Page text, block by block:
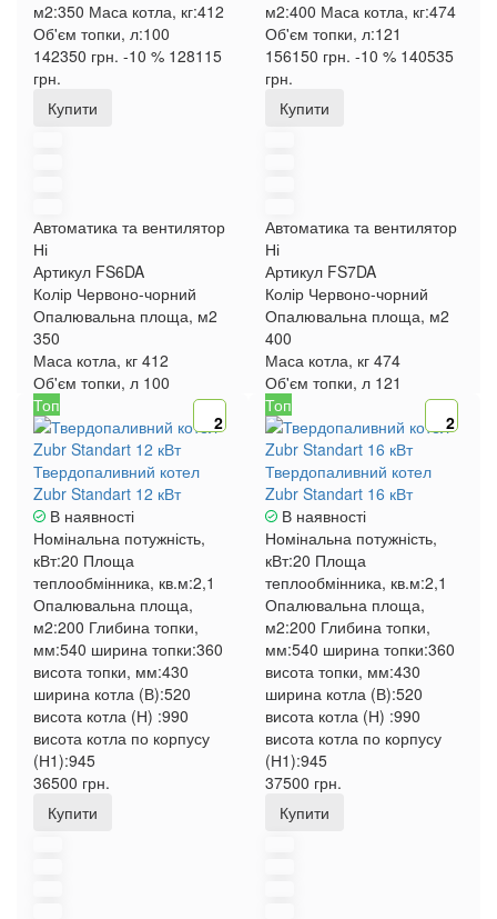
м2:350 Маса котла, кг:412
Об'єм топки, л:100
142350 грн. -10 % 128115
грн.
Купити
Автоматика та вентилятор
Ні
Артикул FS6DA
Колір Червоно-чорний
Опалювальна площа, м2
350
Маса котла, кг 412
Об'єм топки, л 100
м2:400 Маса котла, кг:474
Об'єм топки, л:121
156150 грн. -10 % 140535
грн.
Купити
Автоматика та вентилятор
Ні
Артикул FS7DA
Колір Червоно-чорний
Опалювальна площа, м2
400
Маса котла, кг 474
Об'єм топки, л 121
2
Топ
Твердопаливний котел
Zubr Standart 12 кВт
В наявності
Номінальна потужність,
кВт:20 Площа
теплообмінника, кв.м:2,1
Опалювальна площа,
м2:200 Глибина топки,
мм:540 ширина топки:360
висота топки, мм:430
ширина котла (В):520
висота котла (Н) :990
висота котла по корпусу
(Н1):945
36500 грн.
Купити
2
Топ
Твердопаливний котел
Zubr Standart 16 кВт
В наявності
Номінальна потужність,
кВт:20 Площа
теплообмінника, кв.м:2,1
Опалювальна площа,
м2:200 Глибина топки,
мм:540 ширина топки:360
висота топки, мм:430
ширина котла (В):520
висота котла (Н) :990
висота котла по корпусу
(Н1):945
37500 грн.
Купити